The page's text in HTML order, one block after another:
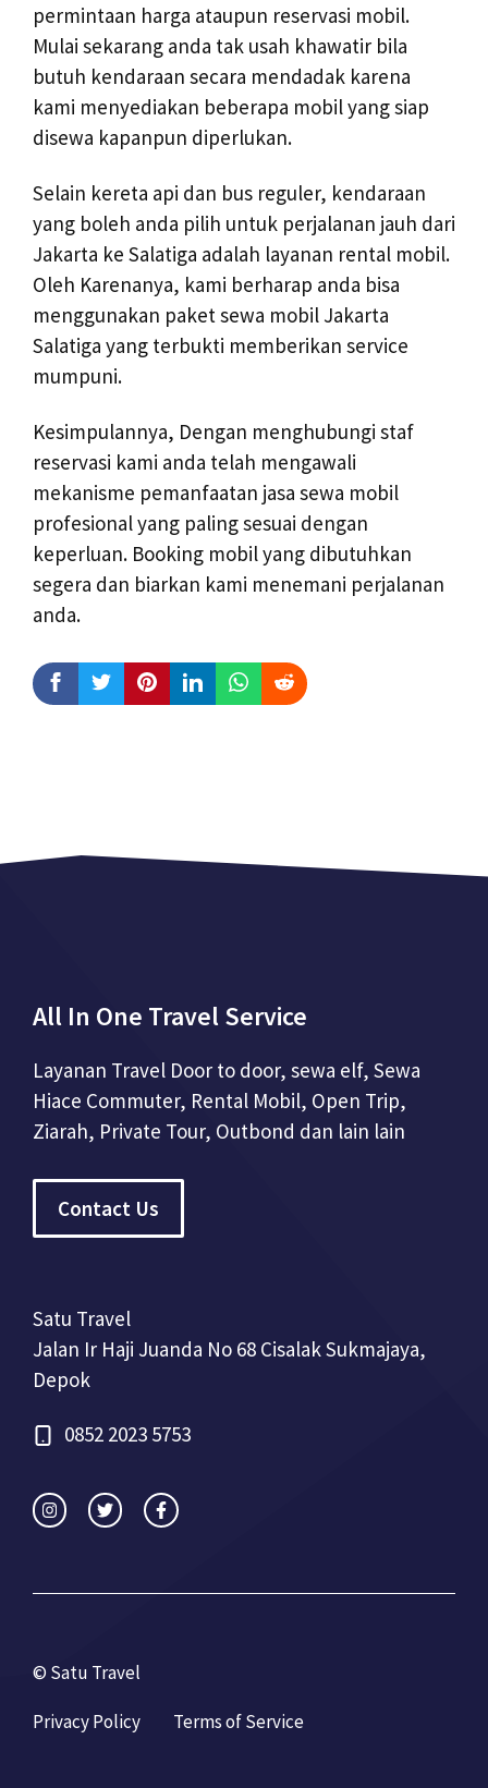
permintaan harga ataupun reservasi mobil.
Mulai sekarang anda tak usah khawatir bila
butuh kendaraan secara mendadak karena
kami menyediakan beberapa mobil yang siap
disewa kapanpun diperlukan.
Selain kereta api dan bus reguler, kendaraan
yang boleh anda pilih untuk perjalanan jauh dari
Jakarta ke Salatiga adalah layanan rental mobil.
Oleh Karenanya, kami berharap anda bisa
menggunakan paket sewa mobil Jakarta
Salatiga yang terbukti memberikan service
mumpuni.
Kesimpulannya, Dengan menghubungi staf
reservasi kami anda telah mengawali
mekanisme pemanfaatan jasa sewa mobil
profesional yang paling sesuai dengan
keperluan. Booking mobil yang dibutuhkan
segera dan biarkan kami menemani perjalanan
anda.
All In One Travel Service
Layanan Travel Door to door, sewa elf, Sewa
Hiace Commuter, Rental Mobil, Open Trip,
Ziarah, Private Tour, Outbond dan lain lain
Contact Us
Satu Travel
Jalan Ir Haji Juanda No 68 Cisalak Sukmajaya,
Depok
0852 2023 5753
© Satu Travel
Privacy Policy Terms of Service